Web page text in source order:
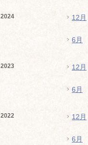
2024 12月
6月
2023 12月
6月
2022 12月
6月